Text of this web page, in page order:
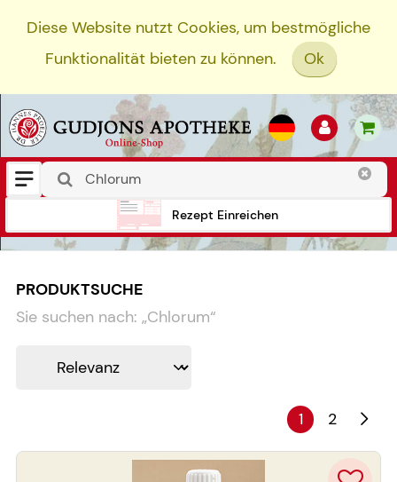
Diese Website nutzt Cookies, um bestmögliche
Funktionalität bieten zu können.
Ok
Rezept Einreichen
PRODUKTSUCHE
Sie suchen nach: „Chlorum“
1 2